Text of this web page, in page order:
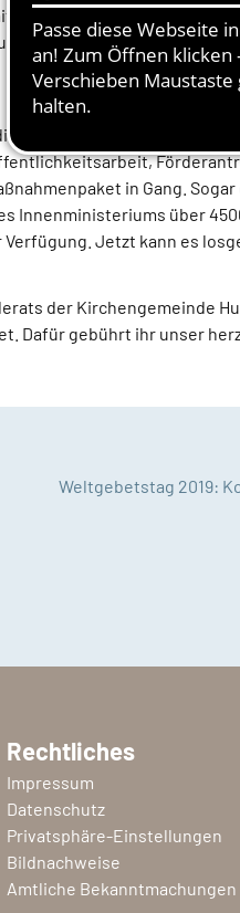
bis hin zu einer
eine breite Akzeptanz in
effizient und
in Gang. Sogar
Innenministeriums über
Jetzt kann es
der Kirchengemeinde
Dafür gebührt ihr unser
Weltgebetstag 2019:
Rechtliches
Impressum
Datenschutz
Privatsphäre-Einstellungen
Bildnachweise
Amtliche Bekanntmachungen